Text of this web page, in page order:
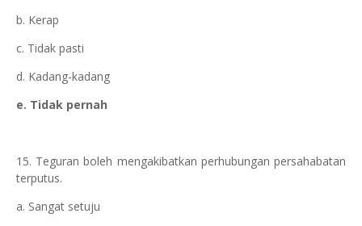
b. Kerap
c. Tidak pasti
d. Kadang-kadang
e. Tidak pernah
15. Teguran boleh mengakibatkan perhubungan persahabatan
terputus.
a. Sangat setuju